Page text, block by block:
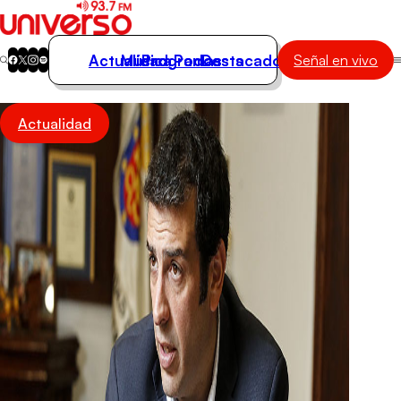
Actualidad
Música
Programas
Podcasts
Destacados
Actualidad
Música
Programas
Podcasts
Destacados Señal en vivo
Actualidad